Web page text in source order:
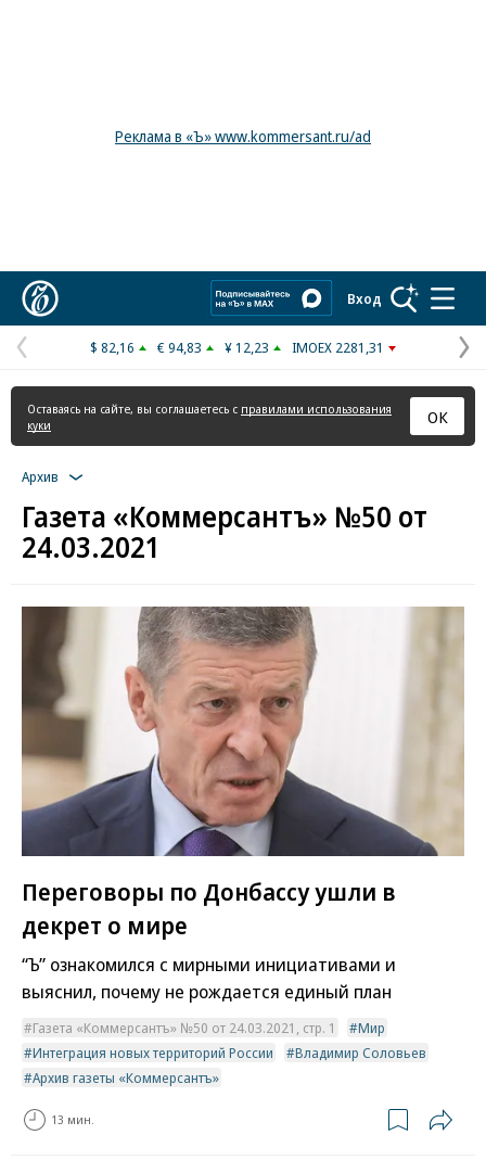
Реклама в «Ъ» www.kommersant.ru/ad
Вход
Предыдущая
страница
$ 82,16 € 94,83 ¥ 12,23 IMOEX 2281,31
Оставаясь на сайте, вы соглашаетесь с правилами использования
куки
ОК
Архив
Газета «Коммерсантъ» №50 от
24.03.2021
Переговоры по Донбассу ушли в
декрет о мире
“Ъ” ознакомился с мирными инициативами и
выяснил, почему не рождается единый план
Газета «Коммерсантъ» №50 от 24.03.2021, стр. 1
Мир
Интеграция новых территорий России
Владимир Соловьев
Архив газеты «Коммерсантъ»
13 мин.